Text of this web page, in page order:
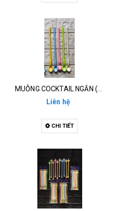
Liên hệ
CHI TIẾT